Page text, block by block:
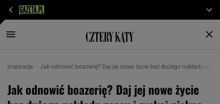
inspiracje Jak odnowić boazerię? Daj jej nowe życie bez dużego nakładu
Jak odnowić boazerię? Daj jej nowe życie